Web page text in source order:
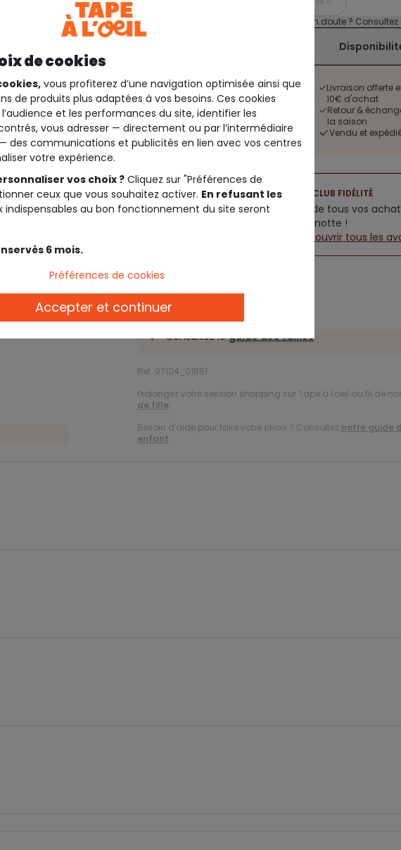
Un doute ? Consultez
Livraison offerte
10€ d'achat
Retour &
la saison
Vendu et
CLUB FIDÉLITÉ
5% de tous vos
cagnotte !
Découvrir tous les
Description
Consultez leguide des tailles
Ref. 97104_01951
Prolongez votre session shopping sur Tape à l'oeil au fil de
de fille.
Besoin d'aide pour faire votre choix ? Consultez notre guide
enfant.
de cookies
vous profiterez d’une navigation optimisée ainsi que
de produits plus adaptées à vos besoins. Ces cookies
et les performances du site, identifier les
vous adresser — directement ou par l’intermédiaire
— des communications et publicités en lien avec vos centres
votre expérience.
vos choix ? Cliquez sur "Préférences de
ceux que vous souhaitez activer. En refusant les
indispensables au bon fonctionnement du site seront
6 mois.
Préférences de cookies
Accepter et continuer